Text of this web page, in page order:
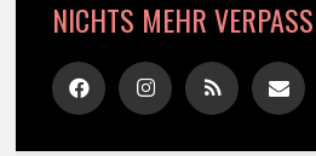
NICHTS MEHR